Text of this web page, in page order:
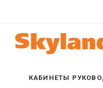
КАБИНЕТЫ